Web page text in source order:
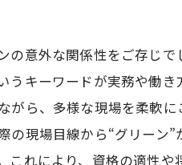
の意外な関係性をご存じ
うキーワードが実務や働
がら、多様な現場を柔軟
の現場目線から“グリーン
これにより、資格の適性